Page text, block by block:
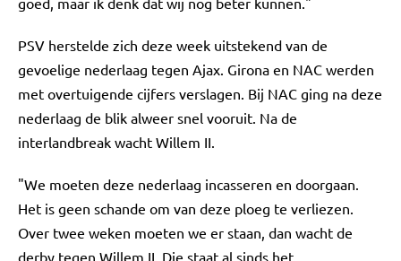
PSV herstelde zich deze week uitstekend van de
gevoelige nederlaag tegen Ajax. Girona en NAC werden
met overtuigende cijfers verslagen. Bij NAC ging na deze
nederlaag de blik alweer snel vooruit. Na de
interlandbreak wacht Willem II.
"We moeten deze nederlaag incasseren en doorgaan.
Het is geen schande om van deze ploeg te verliezen.
Over twee weken moeten we er staan, dan wacht de
derby tegen Willem II. Die staat al sinds het